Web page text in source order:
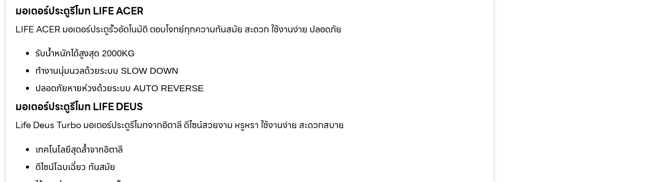
มอเตอร์ประตูรีโมท LIFE ACER
LIFE ACER มอเตอร์ประตูรั้วอัตโนมัติ ตอบโจทย์ทุกความทันสมัย สะดวก ใช้งานง่าย ปลอดภัย
รับน้ำหนักได้สูงสุด 2000KG
ทำงานนุ่มนวลด้วยระบบ SLOW DOWN
ปลอดภัยหายห่วงด้วยระบบ AUTO REVERSE
มอเตอร์ประตูรีโมท LIFE DEUS
Life Deus Turbo มอเตอร์ประตูรีโมทจากอิตาลี ดีไซน์สวยงาม หรูหรา ใช้งานง่าย สะดวกสบาย
เทคโนโลยีสุดล้ำจากอิตาลี
ดีไซน์โฉบเฉี่ยว ทันสมัย